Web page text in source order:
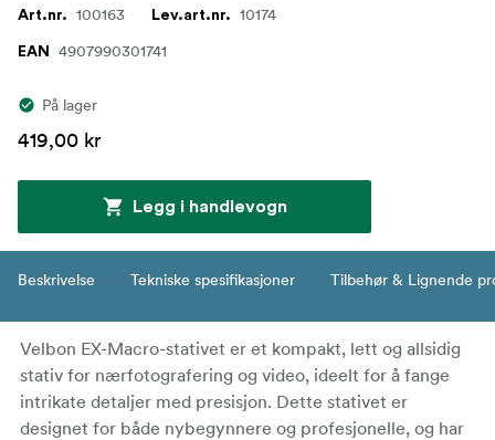
Art.nr. 100163 Lev.art.nr. 10174
EAN 4907990301741
På lager
419,00 kr
Legg i handlevogn
Beskrivelse Tekniske spesifikasjoner Tilbehør & Lignende
Velbon EX-Macro-stativet er et kompakt, lett og allsidig
stativ for nærfotografering og video, ideelt for å fange
intrikate detaljer med presisjon. Dette stativet er
designet for både nybegynnere og profesjonelle, og har